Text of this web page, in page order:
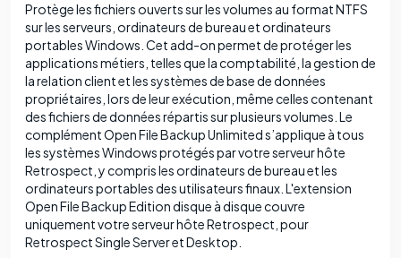
Protège les fichiers ouverts sur les volumes au format NTFS
sur les serveurs, ordinateurs de bureau et ordinateurs
portables Windows. Cet add-on permet de protéger les
applications métiers, telles que la comptabilité, la gestion de
la relation client et les systèmes de base de données
propriétaires, lors de leur exécution, même celles contenant
des fichiers de données répartis sur plusieurs volumes. Le
complément Open File Backup Unlimited s’applique à tous
les systèmes Windows protégés par votre serveur hôte
Retrospect, y compris les ordinateurs de bureau et les
ordinateurs portables des utilisateurs finaux. L'extension
Open File Backup Edition disque à disque couvre
uniquement votre serveur hôte Retrospect, pour
Retrospect Single Server et Desktop.